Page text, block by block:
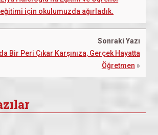
için okulumuzda ağırladık.
Sonraki Yazı
Bir Peri Çıkar Karşınıza, Gerçek Hayatta
Öğretmen »